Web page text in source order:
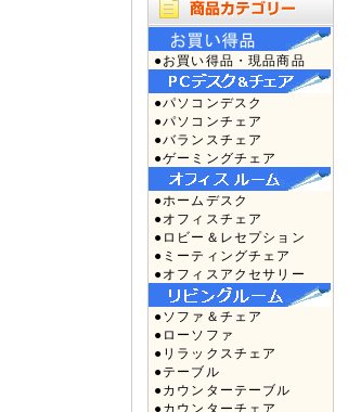
●お買い得品・現品商品
●パソコンデスク
●パソコンチェア
●バランスチェア
●ゲーミングチェア
●ホームデスク
●オフィスチェア
●ロビー＆レセプション
●ミーティングチェア
●オフィスアクセサリー
●ソファ＆チェア
●ローソファ
●リラックスチェア
●テーブル
●カウンターテーブル
●カウンターチェア